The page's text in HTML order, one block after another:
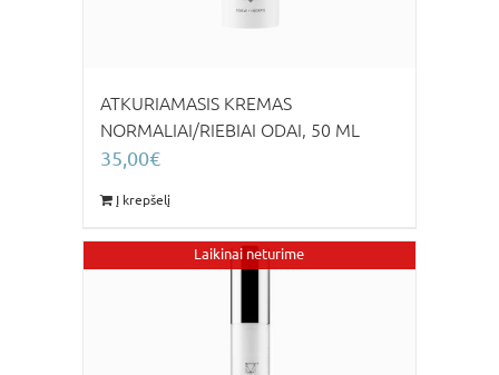
ATKURIAMASIS KREMAS
NORMALIAI/RIEBIAI ODAI, 50 ML
35,00€
Į krepšelį
Laikinai neturime